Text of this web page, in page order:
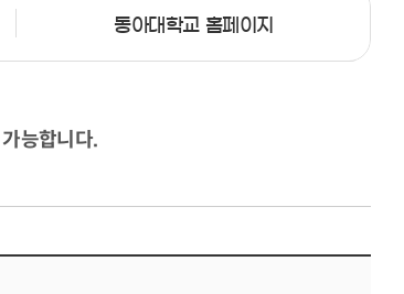
동아대학교 홈페이지
능합니다.